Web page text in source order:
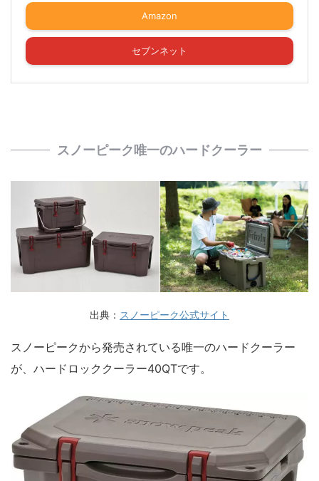
Amazon
セブンネット
スノーピーク唯一のハードクーラー
出典： スノーピーク公式サイト
スノーピークから発売されている唯一のハードクーラー
が、ハードロッククーラー40QTです。